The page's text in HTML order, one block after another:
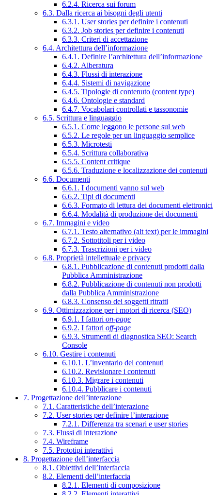
6.2.4. Ricerca sui forum
6.3. Dalla ricerca ai bisogni degli utenti
6.3.1. User stories per definire i contenuti
6.3.2. Job stories per definire i contenuti
6.3.3. Criteri di accettazione
6.4. Architettura dell’informazione
6.4.1. Definire l’architettura dell’informazione
6.4.2. Alberatura
6.4.3. Flussi di interazione
6.4.4. Sistemi di navigazione
6.4.5. Tipologie di contenuto (content type)
6.4.6. Ontologie e standard
6.4.7. Vocabolari controllati e tassonomie
6.5. Scrittura e linguaggio
6.5.1. Come leggono le persone sul web
6.5.2. Le regole per un linguaggio semplice
6.5.3. Microtesti
6.5.4. Scrittura collaborativa
6.5.5. Content critique
6.5.6. Traduzione e localizzazione dei contenuti
6.6. Documenti
6.6.1. I documenti vanno sul web
6.6.2. Tipi di documenti
6.6.3. Formato di lettura dei documenti elettronici
6.6.4. Modalità di produzione dei documenti
6.7. Immagini e video
6.7.1. Testo alternativo (alt text) per le immagini
6.7.2. Sottotitoli per i video
6.7.3. Trascrizioni per i video
6.8. Proprietà intellettuale e privacy
6.8.1. Pubblicazione di contenuti prodotti dalla
Pubblica Amministrazione
6.8.2. Pubblicazione di contenuti non prodotti
dalla Pubblica Amministrazione
6.8.3. Consenso dei soggetti ritratti
6.9. Ottimizzazione per i motori di ricerca (SEO)
6.9.1. I fattori on-page
6.9.2. I fattori off-page
6.9.3. Strumenti di diagnostica SEO: Search
Console
6.10. Gestire i contenuti
6.10.1. L’inventario dei contenuti
6.10.2. Revisionare i contenuti
6.10.3. Migrare i contenuti
6.10.4. Pubblicare i contenuti
7. Progettazione dell’interazione
7.1. Caratteristiche dell’interazione
7.2. User stories per definire l’interazione
7.2.1. Differenza tra scenari e user stories
7.3. Flussi di interazione
7.4. Wireframe
7.5. Prototipi interattivi
8. Progettazione dell’interfaccia
8.1. Obiettivi dell’interfaccia
8.2. Elementi dell’interfaccia
8.2.1. Elementi di composizione